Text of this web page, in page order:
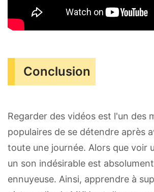
Conclusion
Regarder des vidéos est l'un des
populaires de se détendre après
toute une journée. Alors que voir
un son indésirable est
ennuyeuse. Ainsi, apprendre à